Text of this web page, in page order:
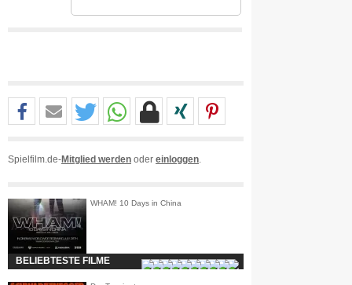
Spielfilm.de-Mitglied werden oder einloggen
WHAM! 10 Days in China
BELIEBTESTE FILME